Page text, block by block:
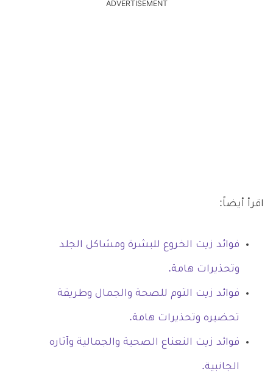
ADVERTISEMENT
اقرأ أيضاً:
فوائد زيت الخروع للبشرة ومشاكل الجلد
وتحذيرات هامة.
فوائد زيت الثوم للصحة والجمال وطريقة
تحضيره وتحذيرات هامة.
فوائد زيت النعناع الصحية والجمالية وآثاره
الجانبية.